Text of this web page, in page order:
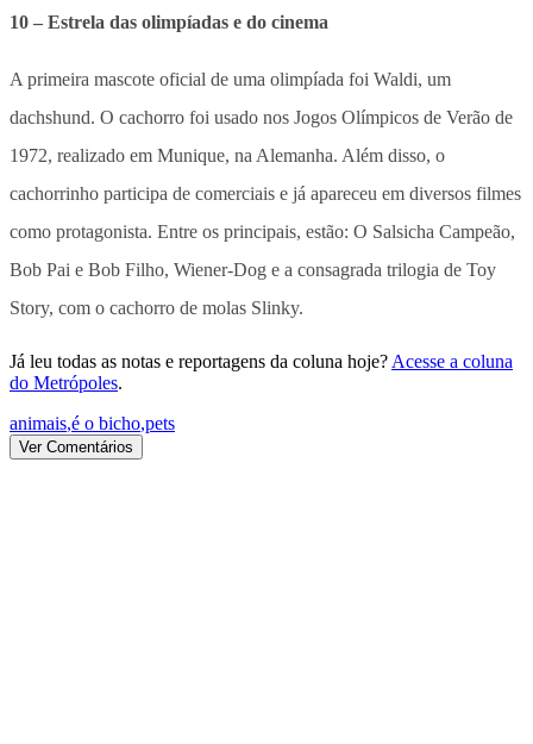
10 – Estrela das olimpíadas e do cinema
A primeira mascote oficial de uma olimpíada foi Waldi, um
dachshund. O cachorro foi usado nos Jogos Olímpicos de Verão de
1972, realizado em Munique, na Alemanha. Além disso, o
cachorrinho participa de comerciais e já apareceu em diversos filmes
como protagonista. Entre os principais, estão: O Salsicha Campeão,
Bob Pai e Bob Filho, Wiener-Dog e a consagrada trilogia de Toy
Story, com o cachorro de molas Slinky.
Já leu todas as notas e reportagens da coluna hoje? Acesse a coluna
do Metrópoles.
animais,é o bicho,pets
Ver Comentários